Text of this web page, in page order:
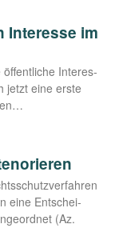
Interesse im
öffent­li­che Inter­es­
jetzt eine ers­te
eine Ent­schei­
(Az.